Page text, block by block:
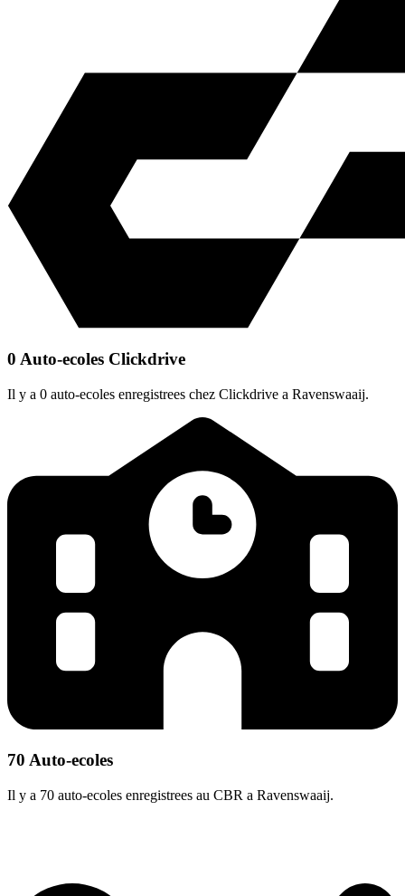
0 Auto-ecoles Clickdrive
Il y a 0 auto-ecoles enregistrees chez Clickdrive a Ravenswaaij.
70 Auto-ecoles
Il y a 70 auto-ecoles enregistrees au CBR a Ravenswaaij.